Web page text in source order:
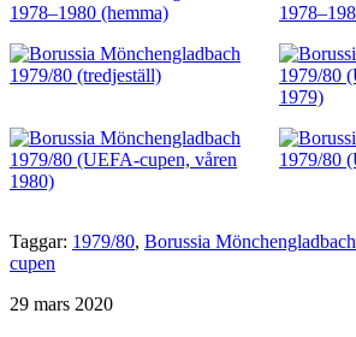
Taggar: 1979/80, Borussia Mönchengladbach
cupen
Publicerat
29 mars 2020